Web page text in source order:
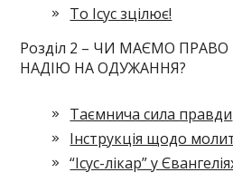
То Ісус зцілює!
Розділ 2 – ЧИ МАЄМО
НАДІЮ НА ОДУЖАННЯ?
Таємнича сила правди
Інструкція щодо
“Ісус-лікар” у